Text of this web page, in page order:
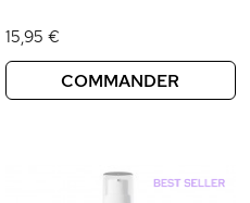
15,95 €
COMMANDER